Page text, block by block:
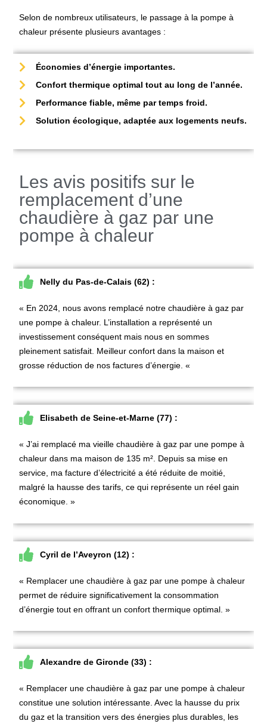
Selon de nombreux utilisateurs, le passage à la pompe à
chaleur présente plusieurs avantages :
Économies d’énergie importantes.
Confort thermique optimal tout au long de l’année.
Performance fiable, même par temps froid.
Solution écologique, adaptée aux logements neufs.
Les avis positifs sur le
remplacement d’une
chaudière à gaz par une
pompe à chaleur
Nelly du Pas-de-Calais (62) :
« En 2024, nous avons remplacé notre chaudière à gaz par
une pompe à chaleur. L’installation a représenté un
investissement conséquent mais nous en sommes
pleinement satisfait. Meilleur confort dans la maison et
grosse réduction de nos factures d’énergie. «
Elisabeth de Seine-et-Marne (77) :
« J’ai remplacé ma vieille chaudière à gaz par une pompe à
chaleurdans ma maison de 135 m². Depuis sa mise en
service, ma facture d’électricité a été réduite de moitié,
malgré la hausse des tarifs, ce qui représente un réel gain
économique. »
Cyril de l’Aveyron (12) :
« Remplacer une chaudière à gaz par une pompe à chaleur
permet de réduire significativement la consommation
d’énergie tout en offrant un confort thermique optimal. »
Alexandre de Gironde (33) :
« Remplacer une chaudière à gaz par une pompe à chaleur
constitue une solution intéressante. Avec la hausse du prix
du gaz et la transition vers des énergies plus durables, les